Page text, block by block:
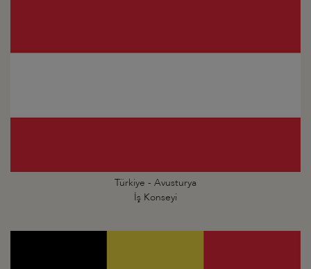
Türkiye - Avusturya
İş Konseyi